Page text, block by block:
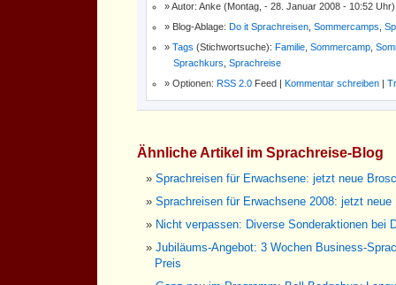
Autor: Anke (Montag, - 28. Januar 2008 - 10:52 Uhr)
Blog-Ablage: Do it Sprachreisen Sommercamps
Tags (Stichwortsuche): Familie Sommercamp
Sprachkurs Sprachreise
Optionen: RSS 2.0 Feed | Kommentar schreiben |
Ähnliche Artikel im Sprachreise-Blog
Sprachreisen für Erwachsene: jetzt neue
Sprachreisen für Erwachsene 2008: jetzt neue
Nicht verpassen: Diverse Sonderaktionen bei
Jubiläums-Angebot: 3 Wochen Business-
Preis